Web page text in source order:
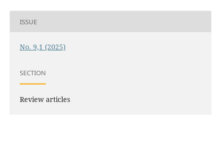
ISSUE
No. 9,1 (2025)
SECTION
Review articles